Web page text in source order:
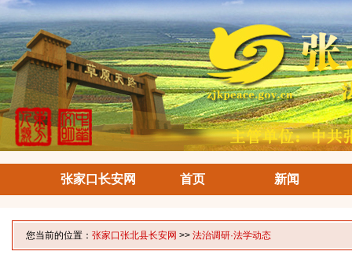
张家口长安网 首页 新闻
您当前的位置： 张家口张北县长安网 >> 法治调研·法学动态